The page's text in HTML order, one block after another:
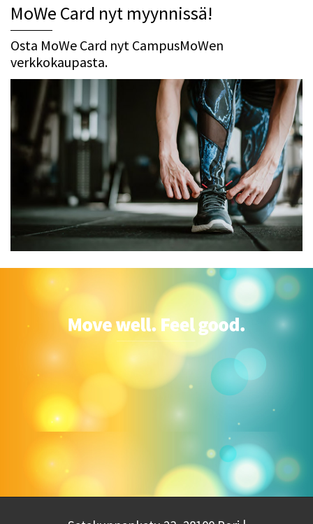
MoWe Card nyt myynnissä!
Osta MoWe Card nyt CampusMoWen
verkkokaupasta.